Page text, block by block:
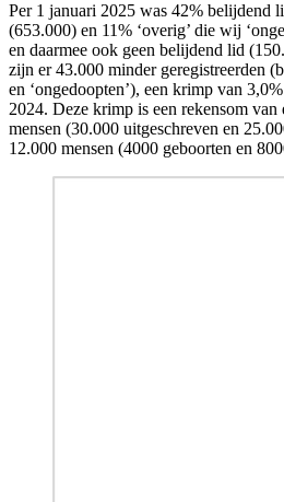
Per 1 januari 2025 was 42% belijdend
(653.000) en 11% ‘overig’ die wij
en daarmee ook geen belijdend lid
zijn er 43.000 minder geregistreerden
en ‘ongedoopten’), een krimp van
2024. Deze krimp is een rekensom van
mensen (30.000 uitgeschreven en
12.000 mensen (4000 geboorten en